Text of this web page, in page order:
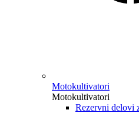
Motokultivatori
Motokultivatori
Rezervni delovi